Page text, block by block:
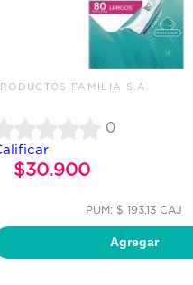
FAMILIA S.A.
0
$30.900
PUM: $ 193.13 CAJ
Agregar